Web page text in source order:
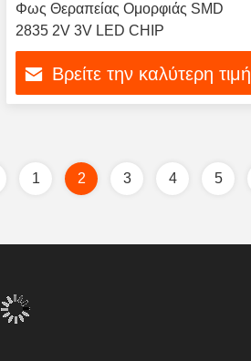
Φως Θεραπείας Ομορφιάς SMD
2835 2V 3V LED CHIP
Βρείτε την καλύτερη τιμή
1 2 3 4 5